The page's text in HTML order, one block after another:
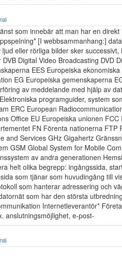
som innebär att man har en
[I webbsammanhang:]
eller rörliga bilder sker
Digital Video Broadcasting DVD
EES Europeiska
EG Europeiska gemenskaperna
av meddelande med hjälp av
programguider, system
ERC European
Office EU Europeiska unionen
FN Förenta nationerna FTP
and Services GHz Gigahertz
GSM Global System for Mobile
av andra generationen
helt olika begrepp: ingångssida,
som tjänar som huvudingång till
som hanterar adressering och
som har den största
Internetleverantör*
anslutningsmöjlighet, e-post-